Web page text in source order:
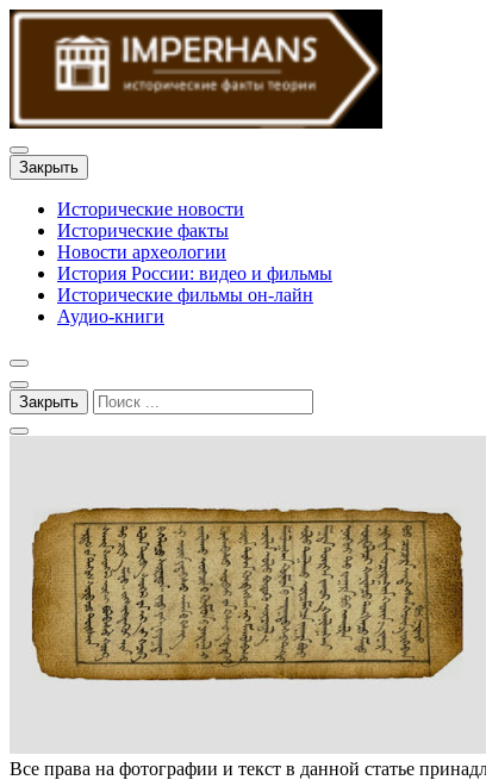
Закрыть
Исторические новости
Исторические факты
Новости археологии
История России: видео и фильмы
Исторические фильмы он-лайн
Аудио-книги
Закрыть
Все права на фотографии и текст в данной статье